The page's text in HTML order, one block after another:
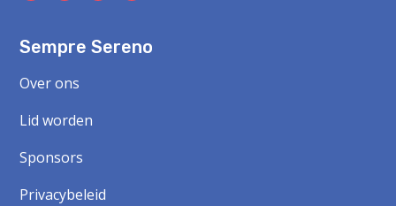
Sempre Sereno
Over ons
Lid worden
Sponsors
Privacybeleid